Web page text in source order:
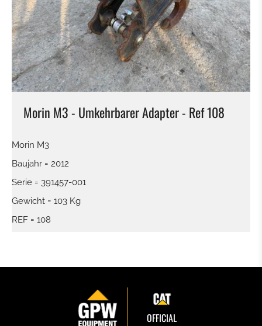
TIEFLÖFFEL
GRABENRÄUMLÖFFEL
HYDR. GRABENRÄUMLÖFFEL
PLATINEN FÜR HAMMER - GREIFER - USW.
SORTIERGREIFER
SCHALENGREIFER
RECHEN
HECKAUFREISSER
Morin M3 - Umkehrbarer Adapter - Ref 108
Morin M3
Baujahr = 2012
Serie = 391457-001
Gewicht = 103 Kg
REF = 108
OFFICIAL